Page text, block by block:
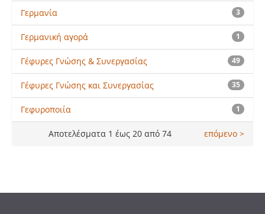
Γερμανία 3
Γερμανική αγορά 1
Γέφυρες Γνώσης & Συνεργασίας 49
Γέφυρες Γνώσης και Συνεργασίας 35
Γεφυροποιία 1
Αποτελέσματα 1 έως 20 από 74 επόμενο >